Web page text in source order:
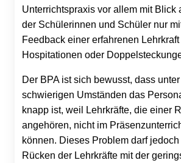
Unterrichtspraxis vor allem mit Blick
der Schülerinnen und Schüler nur
Feedback einer erfahrenen
Hospitationen oder
Der BPA ist sich bewusst, dass
schwierigen Umständen das
knapp ist, weil Lehrkräfte, die einer
angehören, nicht im
können. Dieses Problem darf
Rücken der Lehrkräfte mit der